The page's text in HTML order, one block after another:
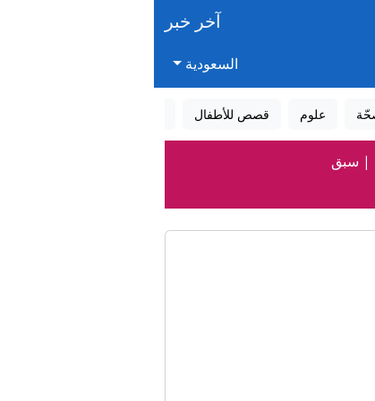
آخر خبر
السعودية
علوم قصص للأطفال
| سبق
| سبق